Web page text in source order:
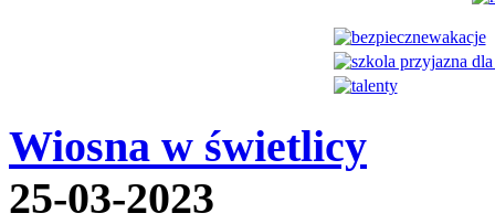
Wiosna w świetlicy
25-03-2023